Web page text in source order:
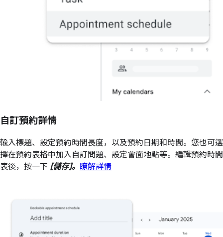
自訂預約詳情
輸入標題、設定預約時間長度，以及預約日期和時間。您也可選
擇在預約表格中加入自訂問題、設定會面地點等。編輯預約時間
表後，按一下 [儲存]。 瞭解詳情